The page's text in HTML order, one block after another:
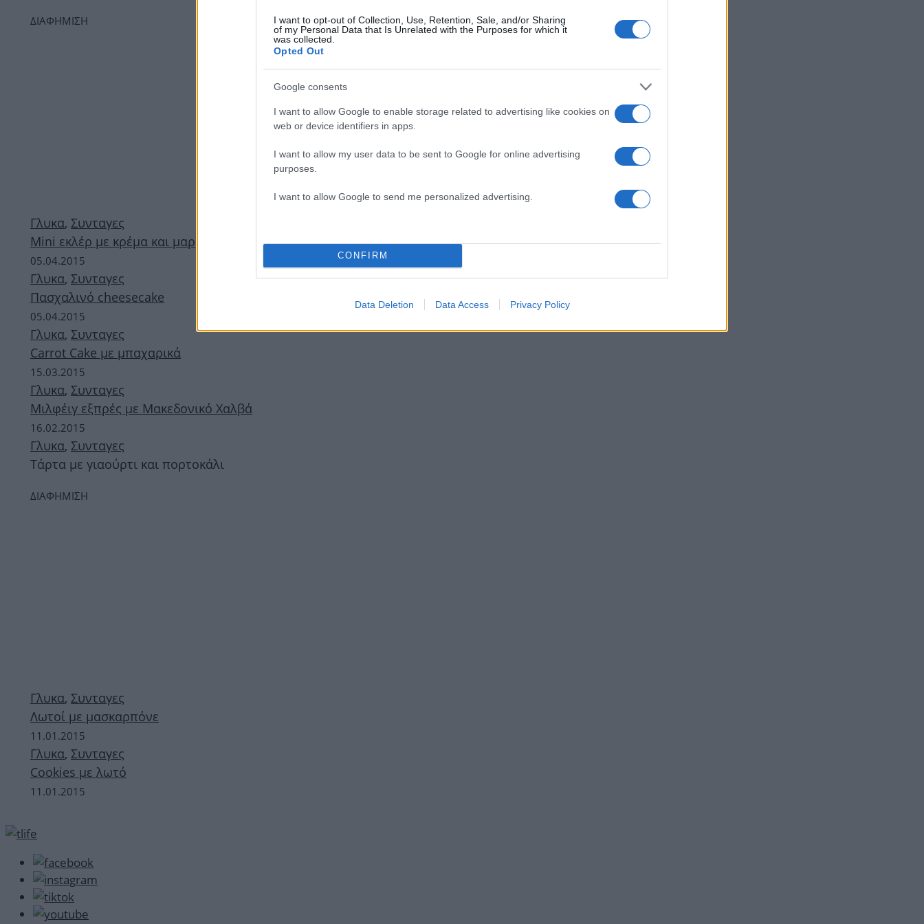
I want to opt-out of Collection, Use, Retention, Sale, and/or Sharing
of my Personal Data that Is Unrelated with the Purposes for which it
was collected.
Opted Out
Google consents
I want to allow Google to enable storage related to advertising like cookies on
web or device identifiers in apps.
I want to allow my user data to be sent to Google for online advertising
purposes.
I want to allow Google to send me personalized advertising.
CONFIRM
Data Deletion Data Access Privacy Policy
ΔΙΑΦΗΜΙΣΗ
Γλυκα, Συνταγες
Mini εκλέρ με κρέμα και μαρμελάδα
05.04.2015
Γλυκα, Συνταγες
Πασχαλινό cheesecake
05.04.2015
Γλυκα, Συνταγες
Carrot Cake με μπαχαρικά
15.03.2015
Γλυκα, Συνταγες
Μιλφέιγ εξπρές με Μακεδονικό Χαλβά
16.02.2015
Γλυκα, Συνταγες
Τάρτα με γιαούρτι και πορτοκάλι
ΔΙΑΦΗΜΙΣΗ
Γλυκα, Συνταγες
Λωτοί με μασκαρπόνε
11.01.2015
Γλυκα, Συνταγες
Cookies με λωτό
11.01.2015